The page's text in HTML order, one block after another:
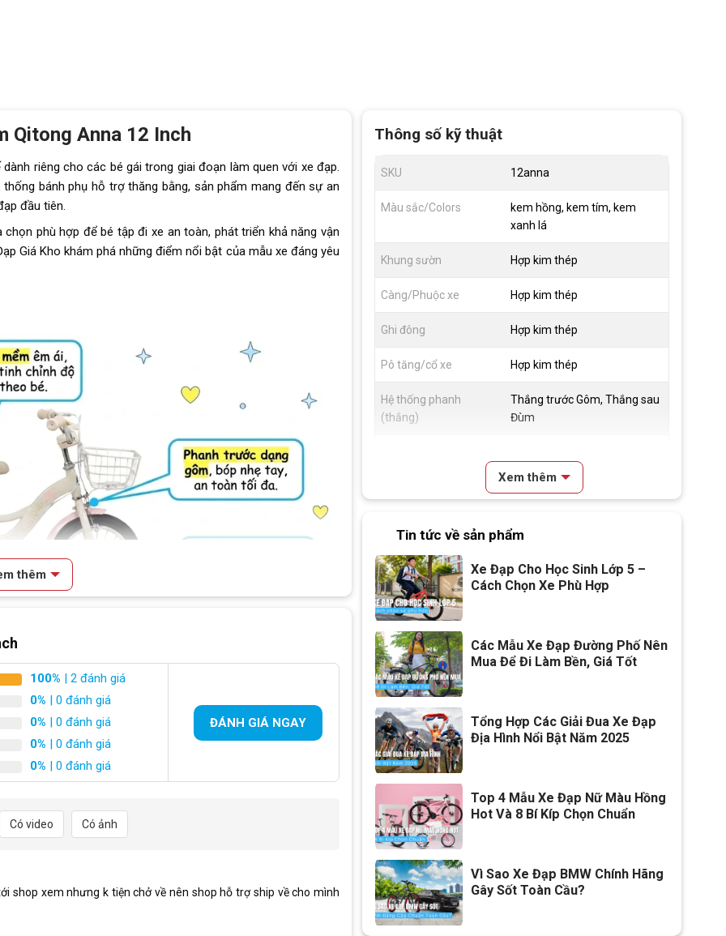
Qitong Anna 12 Inch
riêng cho các bé gái trong giai đoạn làm quen với xe đạp.
bánh phụ hỗ trợ thăng bằng, sản phẩm mang đến sự an
đầu tiên.
phù hợp để bé tập đi xe an toàn, phát triển khả năng vận
Giá Kho khám phá những điểm nổi bật của mẫu xe đáng yêu
đạp trẻ em Qitong Anna 12 inch
toàn
bộ khung và phuộc được chế tạo từ hợp kim thép có độ cứng
gặp trong quá trình bé tập đi.
đạp.
êm ái. Cọc yên có thể điều chỉnh độ cao linh hoạt, giúp xe
hơn.
thêm
100% | 2 đánh giá
0% | 0 đánh giá
0% | 0 đánh giá
0% | 0 đánh giá
0% | 0 đánh giá
ĐÁNH GIÁ NGAY
Có video Có ảnh
shop xem nhưng k tiện chở về nên shop hỗ trợ ship về cho mình
Thông số kỹ thuật
SKU 12anna
Màu sắc/Colors
kem hồng, kem tím, kem
xanh lá
Khung sườn Hợp kim thép
Càng/Phuộc xe Hợp kim thép
Ghi đông Hợp kim thép
Pô tăng/cổ xe Hợp kim thép
Hệ thống phanh
(thắng)
Thắng trước Gôm, Thắng sau
Đùm
Đùi đĩa
Dĩa 1 Tầng
Kích thước 12 inch
Yên
Cọc/cốt yên Hợp kim Thép
Lưu ý
nhằm nâng cao chất lượng
sản phẩm
Xem thêm
Tin tức về sản phẩm
Xe Đạp Cho Học Sinh Lớp 5 –
Cách Chọn Xe Phù Hợp
Các Mẫu Xe Đạp Đường Phố Nên
Mua Để Đi Làm Bền, Giá Tốt
Tổng Hợp Các Giải Đua Xe Đạp
Địa Hình Nổi Bật Năm 2025
Top 4 Mẫu Xe Đạp Nữ Màu Hồng
Hot Và 8 Bí Kíp Chọn Chuẩn
Vì Sao Xe Đạp BMW Chính Hãng
Gây Sốt Toàn Cầu?